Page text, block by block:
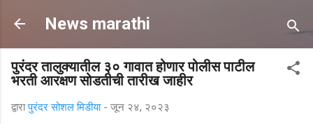
मुख्य सामग्रीवर वगळा
News marathi
पुरंदर तालुक्यातील ३० गावात होणार पोलीस पाटील
भरती आरक्षण सोडतीची तारीख जाहीर
द्वारापुरंदर सोशल मिडीया - जून २४, २०२३